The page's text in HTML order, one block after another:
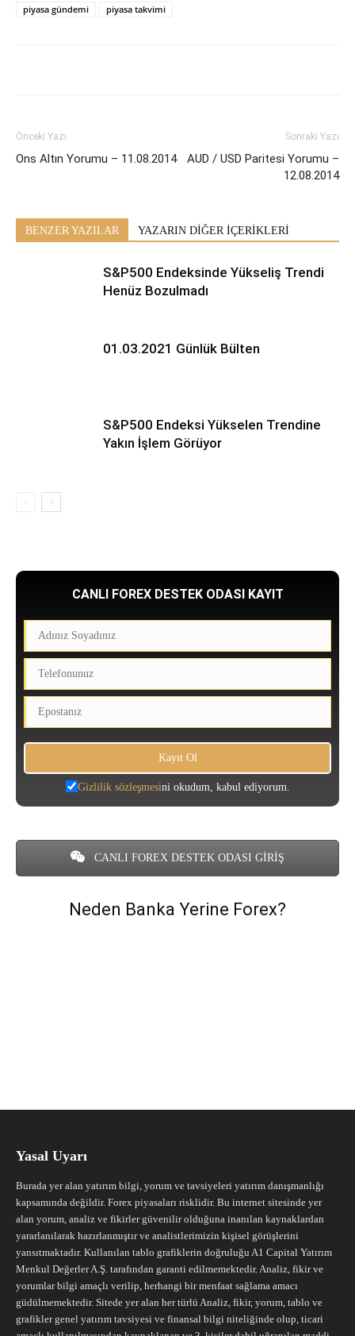
piyasa gündemi
piyasa takvimi
Önceki Yazı
Ons Altın Yorumu – 11.08.2014
Sonraki Yazı
AUD / USD Paritesi Yorumu –
12.08.2014
BENZER YAZILAR YAZARIN DİĞER İÇERİKLERİ
S&P500 Endeksinde Yükseliş Trendi
Henüz Bozulmadı
01.03.2021 Günlük Bülten
S&P500 Endeksi Yükselen Trendine
Yakın İşlem Görüyor
CANLI FOREX DESTEK ODASI KAYIT
Gizlilik sözleşmesini okudum, kabul ediyorum.
CANLI FOREX DESTEK ODASI GİRİŞ
Neden Banka Yerine Forex?
Yasal Uyarı
Burada yer alan yatırım bilgi, yorum ve tavsiyeleri yatırım danışmanlığı
kapsamında değildir. Forex piyasaları risklidir. Bu internet sitesinde yer
alan yorum, analiz ve fikirler güvenilir olduğuna inanılan kaynaklardan
yararlanılarak hazırlanmıştır ve analistlerimizin kişisel görüşlerini
yansıtmaktadır. Kullanılan tablo grafiklerin doğruluğu A1 Capital Yatırım
Menkul Değerler A.Ş. tarafından garanti edilmemektedir. Analiz, fikir ve
yorumlar bilgi amaçlı verilip, herhangi bir menfaat sağlama amacı
güdülmemektedir. Sitede yer alan her türlü Analiz, fikir, yorum, tablo ve
grafikler genel yatırım tavsiyesi ve finansal bilgi niteliğinde olup, ticari